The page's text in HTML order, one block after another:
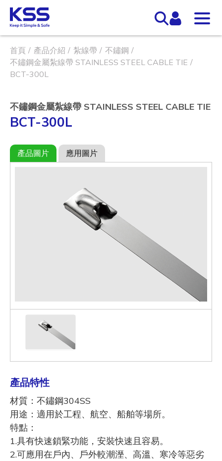
首頁 產品介紹 紮線帶
不鏽鋼
不鏽鋼金屬紮線帶 STAINLESS STEEL CABLE TIE
BCT-300L
不鏽鋼金屬紮線帶 STAINLESS STEEL CABLE TIE
BCT-300L
產品圖片 應用圖片
產品特性
材質：不鏽鋼304SS
用途：適用於工程、航空、船舶等場所。
特點：
1.具有快速鎖緊功能，安裝快速且容易。
2.可應用在戶內、戶外較潮溼、高溫、寒冷等惡劣